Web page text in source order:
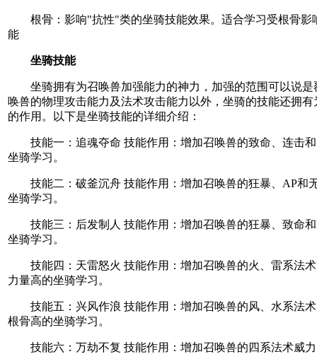
根骨：影响"抗性"类的坐骑技能效果。适合学习受根骨影
能
坐骑技能
坐骑拥有为召唤兽加强能力的神力，加强的范围可以说是
唤兽的物理攻击能力及法术攻击能力以外，坐骑的技能还拥
的作用。以下是坐骑技能的详细介绍：
技能一：追魂夺命 技能作用：增加召唤兽的致命、连击和
坐骑学习。
技能二：破釜沉舟 技能作用：增加召唤兽的狂暴、AP和
坐骑学习。
技能三：后发制人 技能作用：增加召唤兽的狂暴、致命和
坐骑学习。
技能四：天雷怒火 技能作用：增加召唤兽的火、雷系法术
力量高的坐骑学习。
技能五：兴风作浪 技能作用：增加召唤兽的风、水系法术
根骨高的坐骑学习。
技能六：万劫不复 技能作用：增加召唤兽的四系法术威力